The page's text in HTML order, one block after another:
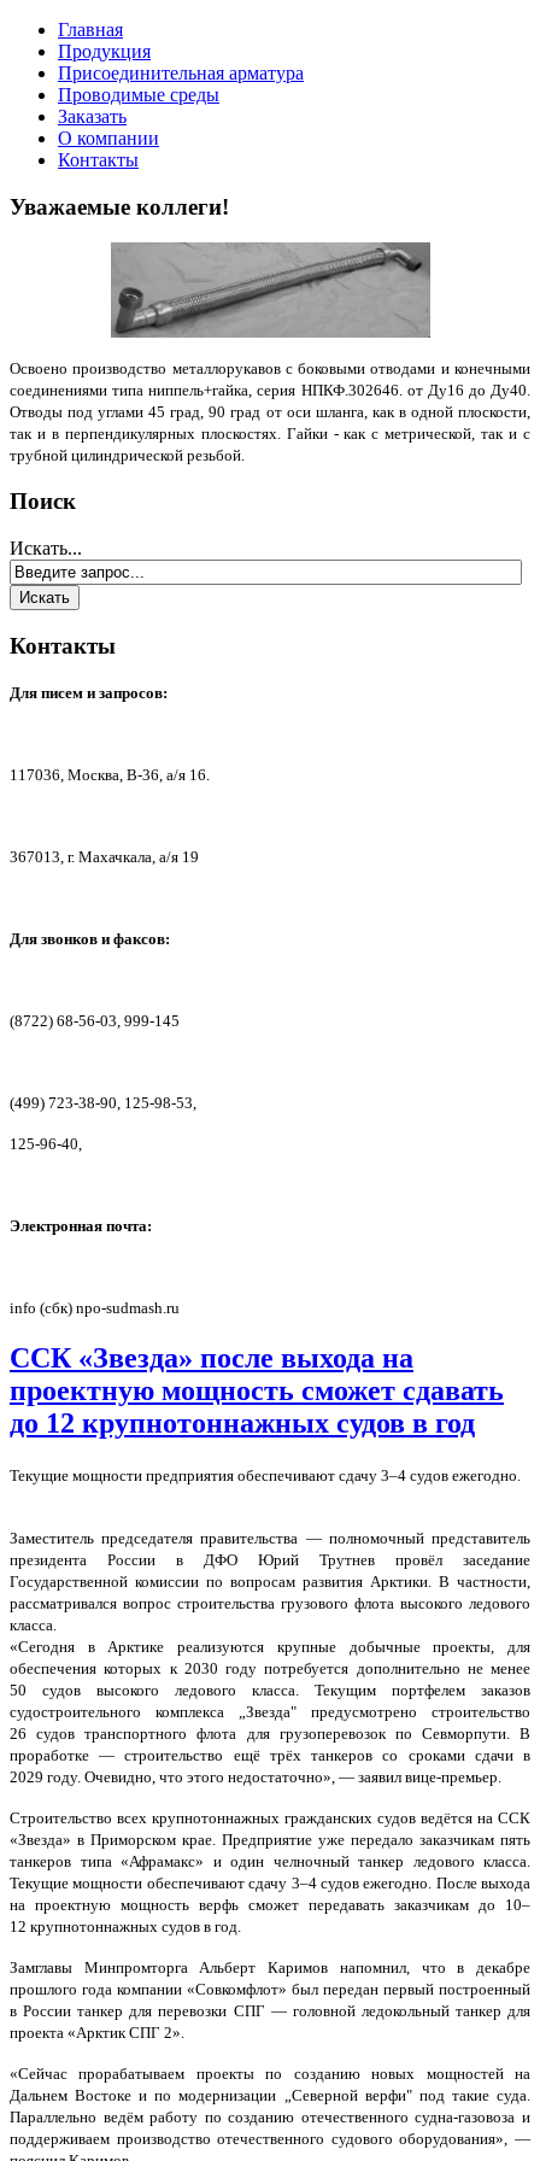
Главная
Продукция
Присоединительная арматура
Проводимые среды
Заказать
О компании
Контакты
Уважаемые коллеги!
Освоено производство металлорукавов с боковыми отводами и конечными
соединениями типа ниппель+гайка, серия НПКФ.302646. от Ду16 до Ду40.
Отводы под углами 45 град, 90 град от оси шланга, как в одной плоскости,
так и в перпендикулярных плоскостях. Гайки - как с метрической, так и с
трубной цилиндрической резьбой.
Поиск
Искать...
Контакты
Для писем и запросов:
117036, Москва, В-36, а/я 16.
367013, г. Махачкала, а/я 19
Для звонков и факсов:
(8722) 68-56-03, 999-145
(499) 723-38-90, 125-98-53,
125-96-40,
Электронная почта:
info (сбк) npo-sudmash.ru
ССК «Звезда» после выхода на
проектную мощность сможет сдавать
до 12 крупнотоннажных судов в год
Текущие мощности предприятия обеспечивают сдачу 3–4 судов ежегодно.
Заместитель председателя правительства — полномочный представитель
президента России в ДФО Юрий Трутнев провёл заседание
Государственной комиссии по вопросам развития Арктики. В частности,
рассматривался вопрос строительства грузового флота высокого ледового
класса.
«Сегодня в Арктике реализуются крупные добычные проекты, для
обеспечения которых к 2030 году потребуется дополнительно не менее
50 судов высокого ледового класса. Текущим портфелем заказов
судостроительного комплекса „Звезда" предусмотрено строительство
26 судов транспортного флота для грузоперевозок по Севморпути. В
проработке — строительство ещё трёх танкеров со сроками сдачи в
2029 году. Очевидно, что этого недостаточно», — заявил вице-премьер.
Строительство всех крупнотоннажных гражданских судов ведётся на ССК
«Звезда» в Приморском крае. Предприятие уже передало заказчикам пять
танкеров типа «Афрамакс» и один челночный танкер ледового класса.
Текущие мощности обеспечивают сдачу 3–4 судов ежегодно. После выхода
на проектную мощность верфь сможет передавать заказчикам до 10–
12 крупнотоннажных судов в год.
Замглавы Минпромторга Альберт Каримов напомнил, что в декабре
прошлого года компании «Совкомфлот» был передан первый построенный
в России танкер для перевозки СПГ — головной ледокольный танкер для
проекта «Арктик СПГ 2».
«Сейчас прорабатываем проекты по созданию новых мощностей на
Дальнем Востоке и по модернизации „Северной верфи" под такие суда.
Параллельно ведём работу по созданию отечественного судна-газовоза и
поддерживаем производство отечественного судового оборудования», —